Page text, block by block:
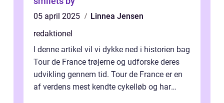
05 april 2025
Linnea Jensen
redaktionel
I denne artikel vil vi dykke ned i historien bag
Tour de France trøjerne og udforske deres
udvikling gennem tid. Tour de France er en
af verdens mest kendte cykelløb og har